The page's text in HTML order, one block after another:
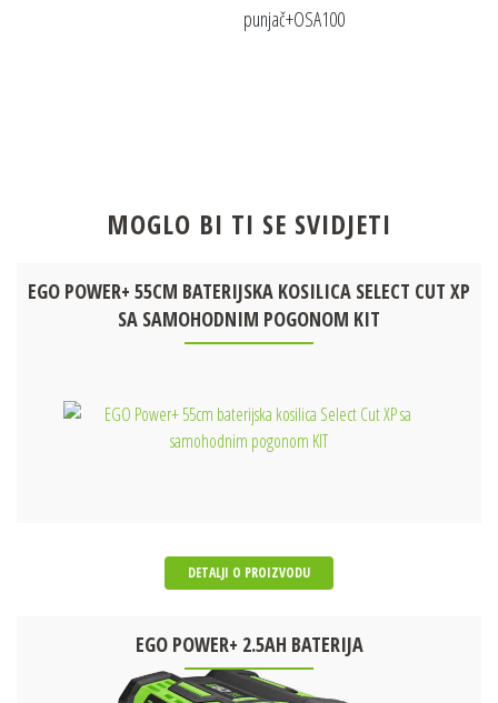
punjač+OSA100
MOGLO BI TI SE SVIDJETI
EGO POWER+ 55CM BATERIJSKA KOSILICA SELECT CUT XP
SA SAMOHODNIM POGONOM KIT
DETALJI O PROIZVODU
EGO POWER+ 2.5AH BATERIJA